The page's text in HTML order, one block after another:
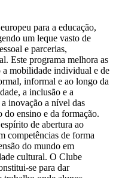
para a educação,
um leque vasto de
e parcerias,
Este programa melhora as
a mobilidade individual e de
informal e ao longo da
a inclusão e a
inovação a nível das
do ensino e da formação.
de abertura ao
competências de forma
do mundo em
cultural. O Clube
se para dar